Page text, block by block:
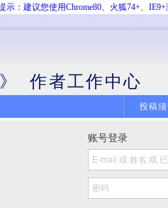
示：建议您使用Chrome80、火狐74+、
》 作者工作中心
投稿须
账号登录